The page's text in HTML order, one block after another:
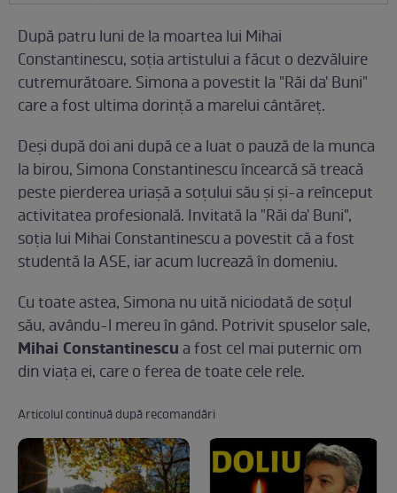
După patru luni de la moartea lui Mihai
Constantinescu, soţia artistului a făcut o dezvăluire
cutremurătoare. Simona a povestit la "Răi da' Buni"
care a fost ultima dorinţă a marelui cântăreţ.
Deşi după doi ani după ce a luat o pauză de la munca
la birou, Simona Constantinescu încearcă să treacă
peste pierderea uriaşă a soţului său şi şi-a reînceput
activitatea profesională. Invitată la "Răi da' Buni",
soţia lui Mihai Constantinescu a povestit că a fost
studentă la ASE, iar acum lucrează în domeniu.
Cu toate astea, Simona nu uită niciodată de soţul
său, avându-l mereu în gând. Potrivit spuselor sale,
Mihai Constantinescua fost cel mai puternic om
din viaţa ei, care o ferea de toate cele rele.
Articolul continuă după recomandări